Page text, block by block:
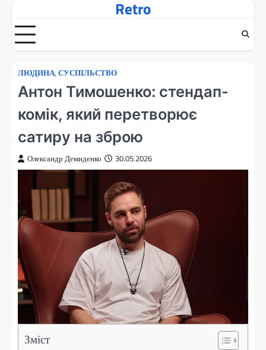
вмісту
Retro
ЛЮДИНА, СУСПІЛЬСТВО
Антон Тимошенко: стендап-
комік, який перетворює
сатиру на зброю
Олександр Демиденко 30.05.2026
Зміст